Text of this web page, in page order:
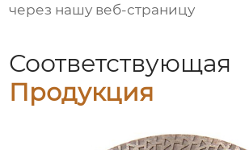
через нашу веб-страницу
Соответствующая
Продукция